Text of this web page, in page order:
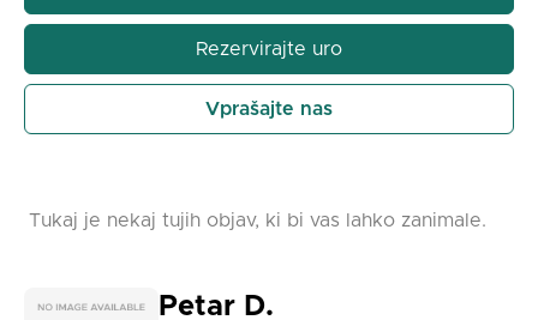
1.200 din. za 60 min.
1.800 din. za 90 min.
- Možnost pouka v manjših skupinah - cena ure na
udeleženca znaša 900 din. za 60 min., 1.200 din. za
jezik (za otroke in kot priprava na učenje drugega
Rezervirajte uro
Vprašajte nas
Tukaj je nekaj tujih objav, ki bi vas lahko zanimale.
Petar D.